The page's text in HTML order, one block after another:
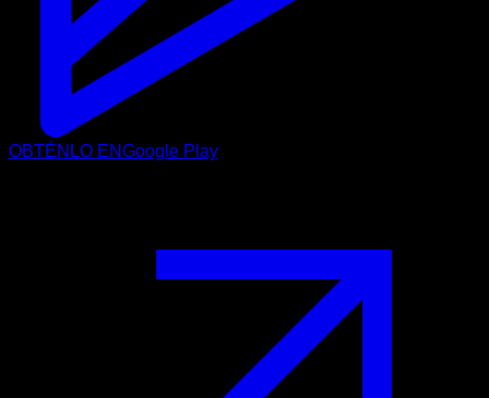
OBTÉNLO ENGoogle Play